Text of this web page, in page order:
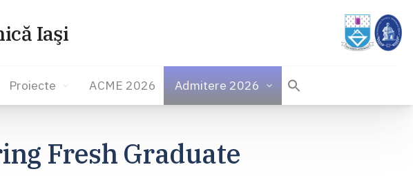
Iaşi
Proiecte ACME 2026 Admitere 2026
Fresh Graduate